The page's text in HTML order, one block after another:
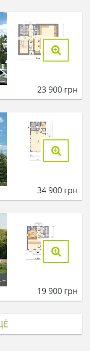
23 900 грн
34 900 грн
19 900 грн